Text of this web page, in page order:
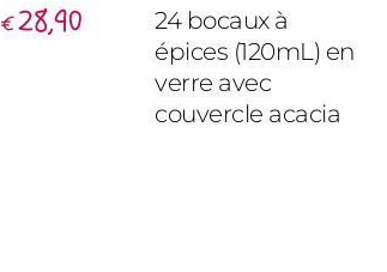
€28,90
24 bocaux à
épices (120mL) en
verre avec
couvercle acacia